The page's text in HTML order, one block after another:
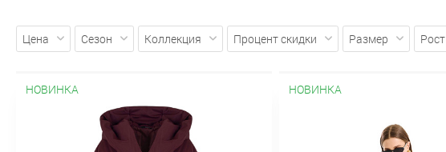
Цена Сезон Коллекция Процент скидки Размер Рост
НОВИНКА НОВИНКА